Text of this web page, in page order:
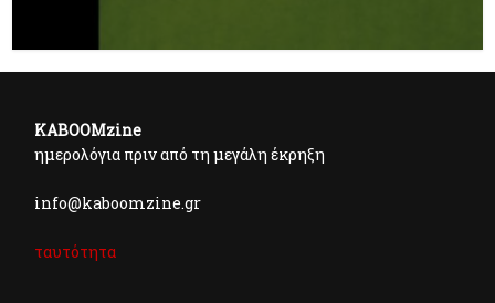
KABOOMzine
ημερολόγια πριν από τη μεγάλη έκρηξη
info@kaboomzine.gr
ταυτότητα